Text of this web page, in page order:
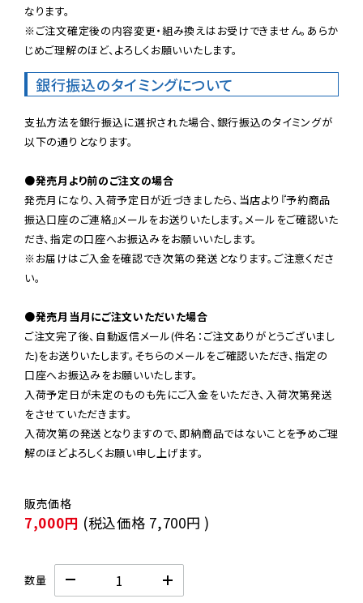
なります。
※ご注文確定後の内容変更・組み換えはお受けできません。あらか
じめご理解のほど、よろしくお願いいたします。
銀行振込のタイミングについて
支払方法を銀行振込に選択された場合、銀行振込のタイミングが
以下の通りとなります。
●発売月より前のご注文の場合
発売月になり、入荷予定日が近づきましたら、当店より『予約商品
振込口座のご連絡』メールをお送りいたします。メールをご確認いた
だき、指定の口座へお振込みをお願いいたします。
※お届けはご入金を確認でき次第の発送となります。ご注意くださ
い。
●発売月当月にご注文いただいた場合
ご注文完了後、自動返信メール(件名：ご注文ありがとうございまし
た)をお送りいたします。そちらのメールをご確認いただき、指定の
口座へお振込みをお願いいたします。
入荷予定日が未定のものも先にご入金をいただき、入荷次第発送
をさせていただきます。
入荷次第の発送となりますので、即納商品ではないことを予めご理
解のほどよろしくお願い申し上げます。
7,000円 (税込価格 7,700円 )
数量